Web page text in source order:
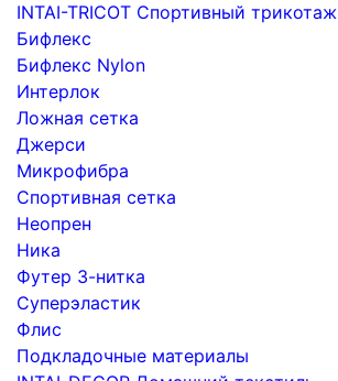
INTAI-TRICOT Спортивный трикотаж
Бифлекс
Бифлекс Nylon
Интерлок
Ложная сетка
Джерси
Микрофибра
Спортивная сетка
Неопрен
Ника
Футер 3-нитка
Суперэластик
Флис
Подкладочные материалы